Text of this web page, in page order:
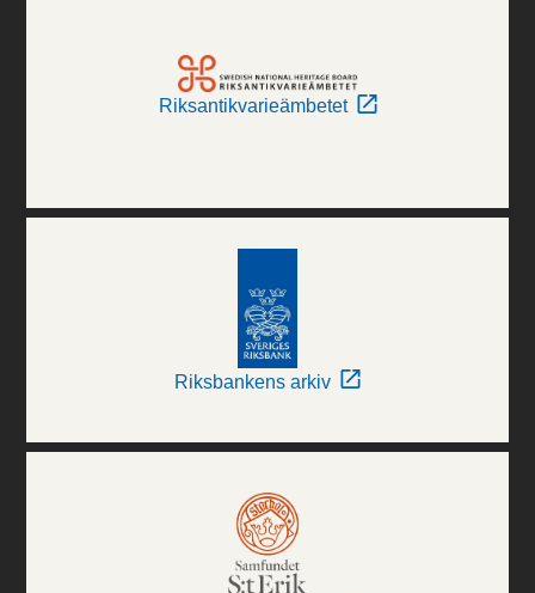
Riksantikvarieämbetet
Riksbankens arkiv